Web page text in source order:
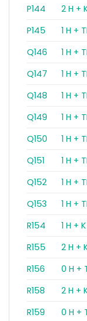
P144
2 H +
P145
1 H +
Q146
1 H +
Q147
1 H +
Q148
1 H +
Q149
1 H +
Q150
1 H +
Q151
1 H +
Q152
1 H +
Q153
1 H +
R154
1 H + K
R155
2 H +
R156
0 H +
R158
2 H +
R159
0 H +